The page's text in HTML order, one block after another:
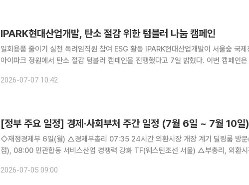
IPARK현대산업개발, 탄소 절감 위한 텀블러 나눔 캠페인
일회용품 줄이기 실천 독려임직원 참여 ESG 활동 IPARK현대산업개발이 서울숲 국제정원박람회
아이파크 정원에서 탄소 절감 텀블러 캠페인을 진행했다고 7일 밝혔다. 이번 캠페인은
다. 행사에는 IPARK현대산업개발과 HDC랩스, IPARK호텔, IPA
2026-07-07 10:42
[정부 주요 일정] 경제·사회부처 주간 일정 (7월 6일 ~ 7월 10일)
◇재정경제부 6일(월) △경제부총리 07:35 24시간 외환시장 개장 계기 딜링룸 방문(하나은행 본
점), 08:00 민관합동 서비스산업 경쟁력 강화 TF(웨스틴조선 서울) △부총리, 외환시장 24시간 개
일(화) △경제부총리 10:00 국무회의(서울
2026-07-05 09:00